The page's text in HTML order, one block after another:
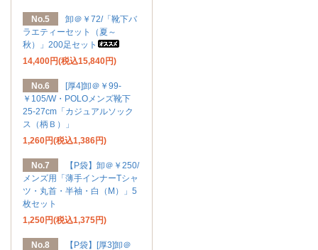
No.5
卸＠￥72/「靴下バ
ラエティーセット（夏～
秋）」200足セット
14,400円(税込15,840円)
No.6
[厚4]卸＠￥99-
￥105/W・POLOメンズ靴下
25-27cm「カジュアルソック
ス（柄Ｂ）」
1,260円(税込1,386円)
No.7
【P袋】卸＠￥250/
メンズ用「薄手インナーTシャ
ツ・丸首・半袖・白（M）」5
枚セット
1,250円(税込1,375円)
No.8
【P袋】[厚3]卸＠